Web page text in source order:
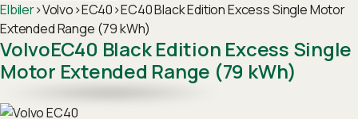
Elbiler›Volvo›EC40›EC40 Black Edition Excess Single Motor
Extended Range (79 kWh)
VolvoEC40 Black Edition Excess Single
Motor Extended Range (79 kWh)